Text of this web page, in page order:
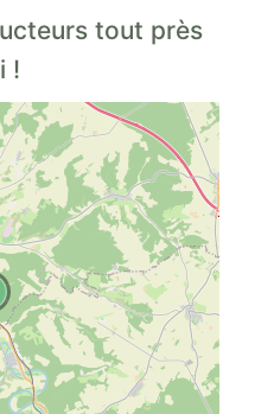
tout près
!